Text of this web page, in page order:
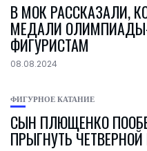
В МОК РАССКАЗАЛИ,
МЕДАЛИ
ФИГУРИСТАМ
08.08.2024
ФИГУРНОЕ КАТАНИЕ
СЫН ПЛЮЩЕНКО
ПРЫГНУТЬ